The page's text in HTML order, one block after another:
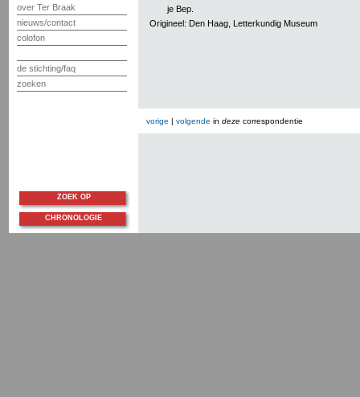
over Ter Braak
nieuws/contact
colofon
de stichting/faq
zoeken
je Bep.
Origineel: Den Haag, Letterkundig Museum
vorige | volgende in deze correspondentie
ZOEK OP
CHRONOLOGIE